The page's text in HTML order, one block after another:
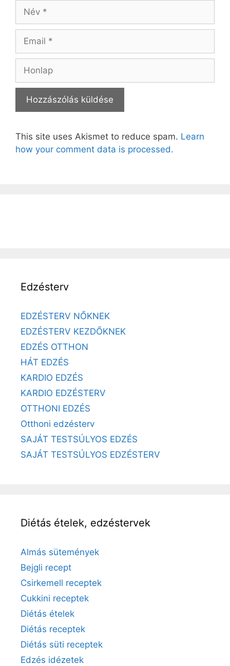
Név
Email
Honlap
This site uses Akismet to reduce spam. Learn
how your comment data is processed.
Edzésterv
EDZÉSTERV NŐKNEK
EDZÉSTERV KEZDŐKNEK
EDZÉS OTTHON
HÁT EDZÉS
KARDIO EDZÉS
KARDIO EDZÉSTERV
OTTHONI EDZÉS
Otthoni edzésterv
SAJÁT TESTSÚLYOS EDZÉS
SAJÁT TESTSÚLYOS EDZÉSTERV
Diétás ételek, edzéstervek
Almás sütemények
Bejgli recept
Csirkemell receptek
Cukkini receptek
Diétás ételek
Diétás receptek
Diétás süti receptek
Edzés idézetek